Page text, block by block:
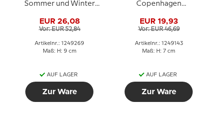
Sommer und Winter
Copenhagen Figur Nr.
269
EUR 26,08
Vor: EUR 52,84
Artikelnr.: 1249269
Maß: H: 9 cm
AUF LAGER
Zur Ware
Copenhagen
EUR 19,93
Vor: EUR 46,69
Artikelnr.: 1249143
Maß: H: 7 cm
AUF LAGER
Zur Ware